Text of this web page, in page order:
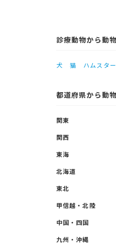
診療動物から動
犬 猫 ハムスター
都道府県から動
関東
関西
東海
北海道
東北
甲信越・北陸
中国・四国
九州・沖縄